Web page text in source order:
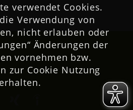
verwendet Cookies.
Verwendung von
nicht erlauben oder
Änderungen der
vornehmen bzw.
zur Cookie Nutzung
erhalten.